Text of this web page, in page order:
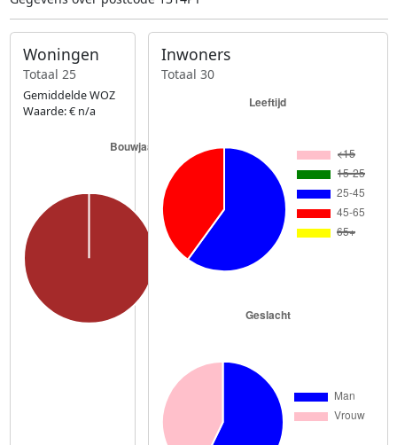
Woningen
Totaal 25
Gemiddelde WOZ
Waarde: € n/a
Inwoners
Totaal 30